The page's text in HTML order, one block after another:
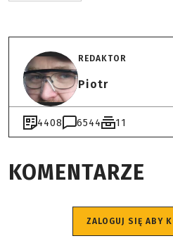
REDAKTOR
Piotr
4408 6544 11
KOMENTARZE
ZALOGUJ SIĘ ABY